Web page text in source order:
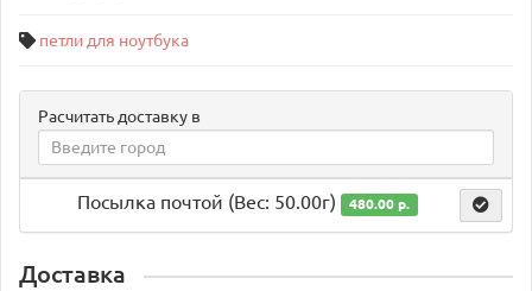
петли для ноутбука
Расчитать доставку в
Посылка почтой (Вес: 50.00г) 480.00 р.
Доставка